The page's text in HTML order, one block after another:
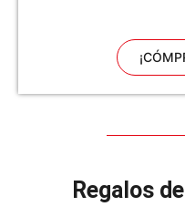
Regalos